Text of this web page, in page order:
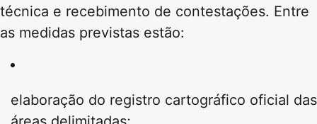
técnica e recebimento de contestações. Entre
as medidas previstas estão:
elaboração do registro cartográfico oficial das